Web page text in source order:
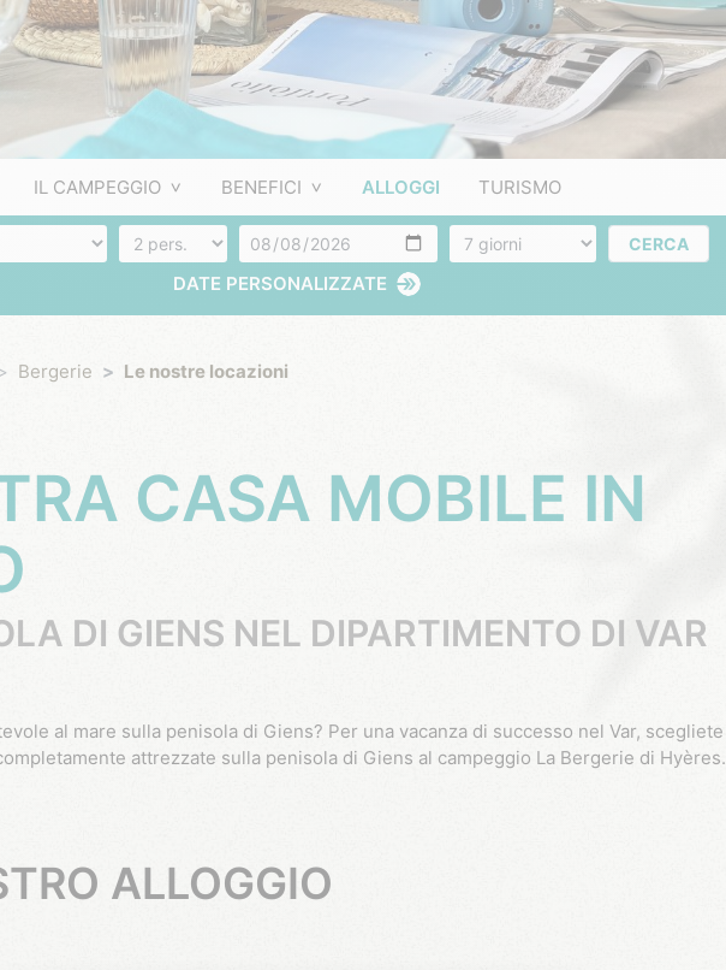
IL CAMPEGGIO BENEFICI ALLOGGI TURISMO
Numero di persone Arrivo Numero di giorni CERCA
DATE PERSONALIZZATE
Bergerie Le nostre locazioni
CASA MOBILE IN
DI GIENS NEL DIPARTIMENTO DI VAR
attrezzate sulla penisola di Giens al campeggio La Bergerie di Hyères.
ALLOGGIO